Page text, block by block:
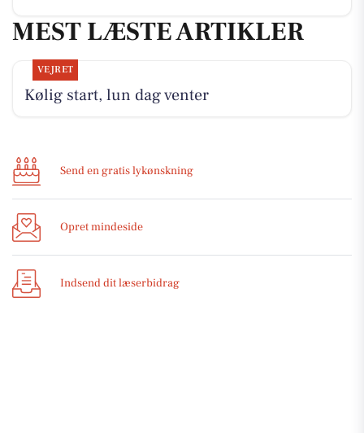
MEST LÆSTE ARTIKLER
VEJRET
Kølig start, lun dag venter
Send en gratis lykønskning
Opret mindeside
Indsend dit læserbidrag